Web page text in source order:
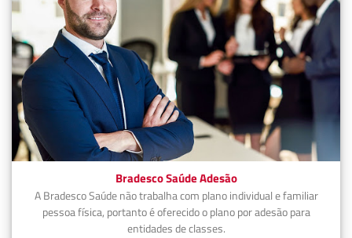
Bradesco Saúde Adesão
A Bradesco Saúde não trabalha com plano individual e familiar
pessoa física, portanto é oferecido o plano por adesão para
entidades de classes.